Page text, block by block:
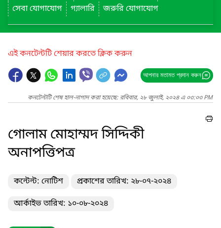
সেবা যোগাযোগ
গ্যালারি জরুরি যোগাযোগ
এই কনটেন্টটি শেয়ার করতে ক্লিক করুন
আপনার মতামত প্রদান করুন
কনটেন্টটি শেষ হাল-নাগাদ করা হয়েছে: রবিবার, ২৮ জুলাই, ২০২৪ এ ০৩:০৩ PM
গোলাম মোহাম্মদ সিদ্দিকী
অনাপত্তিপত্র
কন্টেন্ট: নোটিশ প্রকাশের তারিখ: ২৮-০৭-২০২৪
আর্কাইভ তারিখ: ১০-০৮-২০২৪